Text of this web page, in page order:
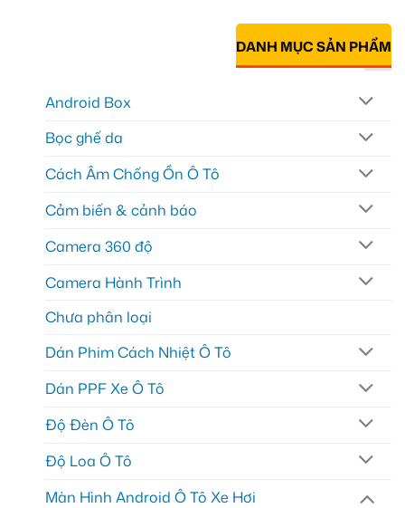
DANH MỤC SẢN PHẨM
Android Box
Bọc ghế da
Cách Âm Chống Ồn Ô Tô
Cảm biến & cảnh báo
Camera 360 độ
Camera Hành Trình
Chưa phân loại
Dán Phim Cách Nhiệt Ô Tô
Dán PPF Xe Ô Tô
Độ Đèn Ô Tô
Độ Loa Ô Tô
Màn Hình Android Ô Tô Xe Hơi